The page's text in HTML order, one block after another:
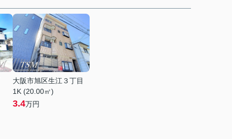
大阪市旭区生江３丁目
1K (20.00㎡)
3.4万円